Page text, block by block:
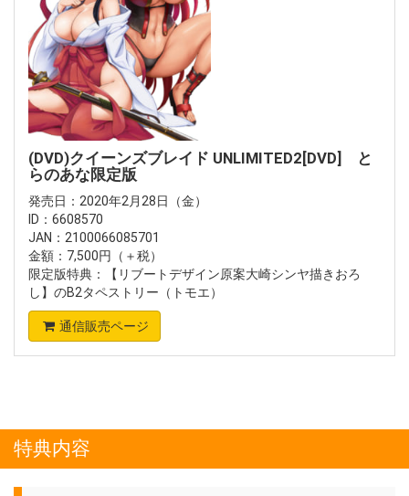
(DVD)クイーンズブレイド UNLIMITED2[DVD] と
らのあな限定版
発売日：2020年2月28日（金）
ID：6608570
JAN：2100066085701
金額：7,500円（＋税）
限定版特典：【リブートデザイン原案大崎シンヤ描きおろ
し】のB2タペストリー（トモエ）
通信販売ページ
特典内容